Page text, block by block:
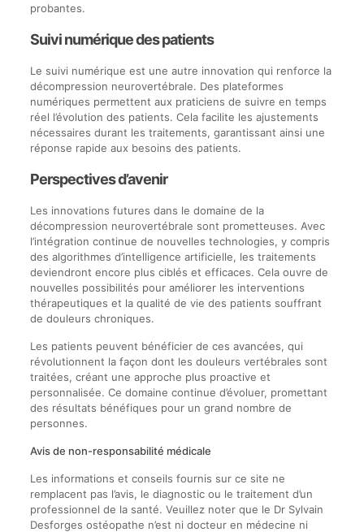
probantes.
Suivi numérique des patients
Le suivi numérique est une autre innovation qui renforce la
décompression neurovertébrale. Des plateformes
numériques permettent aux praticiens de suivre en temps
réel l’évolution des patients. Cela facilite les ajustements
nécessaires durant les traitements, garantissant ainsi une
réponse rapide aux besoins des patients.
Perspectives d’avenir
Les innovations futures dans le domaine de la
décompression neurovertébrale sont prometteuses. Avec
l’intégration continue de nouvelles technologies, y compris
des algorithmes d’intelligence artificielle, les traitements
deviendront encore plus ciblés et efficaces. Cela ouvre de
nouvelles possibilités pour améliorer les interventions
thérapeutiques et la qualité de vie des patients souffrant
de douleurs chroniques.
Les patients peuvent bénéficier de ces avancées, qui
révolutionnent la façon dont les douleurs vertébrales sont
traitées, créant une approche plus proactive et
personnalisée. Ce domaine continue d’évoluer, promettant
des résultats bénéfiques pour un grand nombre de
personnes.
Avis de non-responsabilité médicale
Les informations et conseils fournis sur ce site ne
remplacent pas l’avis, le diagnostic ou le traitement d’un
professionnel de la santé. Veuillez noter que le Dr Sylvain
Desforges ostéopathe n’est ni docteur en médecine ni